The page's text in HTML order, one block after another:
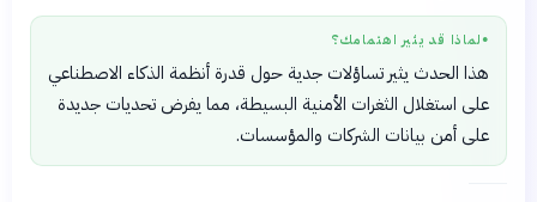
● لماذا قد يثير اهتمامك؟
هذا الحدث يثير تساؤلات جدية حول قدرة أنظمة الذكاء الاصطناعي
على استغلال الثغرات الأمنية البسيطة، مما يفرض تحديات جديدة
على أمن بيانات الشركات والمؤسسات.